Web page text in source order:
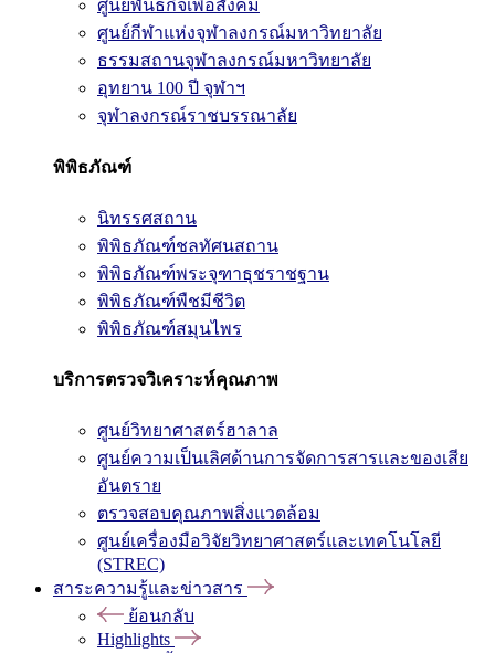
ศูนย์พันธกิจเพื่อสังคม
ศูนย์กีฬาแห่งจุฬาลงกรณ์มหาวิทยาลัย
ธรรมสถานจุฬาลงกรณ์มหาวิทยาลัย
อุทยาน 100 ปี จุฬาฯ
จุฬาลงกรณ์ราชบรรณาลัย
พิพิธภัณฑ์
นิทรรศสถาน
พิพิธภัณฑ์ชลทัศนสถาน
พิพิธภัณฑ์พระจุฑาธุชราชฐาน
พิพิธภัณฑ์พืชมีชีวิต
พิพิธภัณฑ์สมุนไพร
บริการตรวจวิเคราะห์คุณภาพ
ศูนย์วิทยาศาสตร์ฮาลาล
ศูนย์ความเป็นเลิศด้านการจัดการสารและของเสีย
อันตราย
ตรวจสอบคุณภาพสิ่งแวดล้อม
ศูนย์เครื่องมือวิจัยวิทยาศาสตร์และเทคโนโลยี
(STREC)
สาระความรู้และข่าวสาร
ย้อนกลับ
Highlights